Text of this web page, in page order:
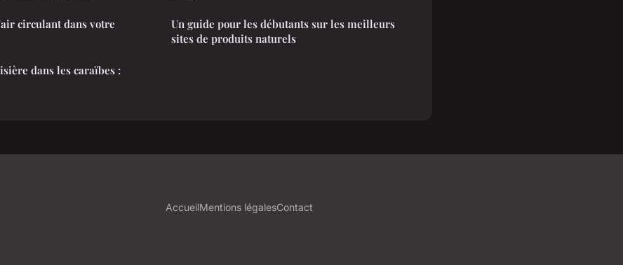
circulant dans votre
dans les caraïbes :
Un guide pour les débutants sur les meilleurs
sites de produits naturels
AccueilMentions légalesContact